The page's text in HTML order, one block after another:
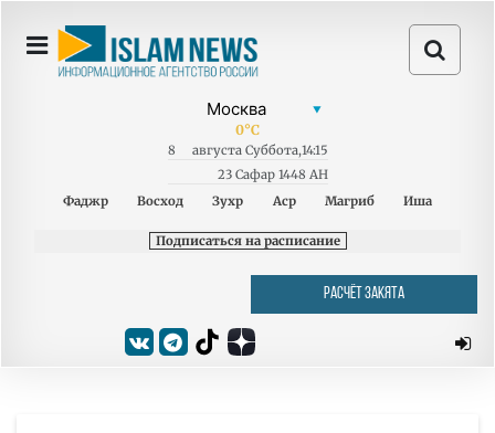
0°C
8 августа Суббота,14:15
23 Сафар 1448 AH
Фаджр
Восход Зухр Аср Магриб Иша
Подписаться на расписание
РАСЧЁТ ЗАКЯТА